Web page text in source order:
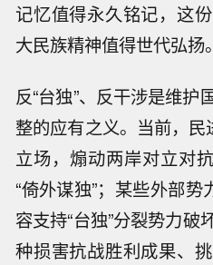
记忆值得永久铭记，这
大民族精神值得世代弘扬。
反“台独”、反干涉是维
整的应有之义。当前，民
立场，煽动两岸对立对
“倚外谋独”；某些外部势
容支持“台独”分裂势力
种损害抗战胜利成果、